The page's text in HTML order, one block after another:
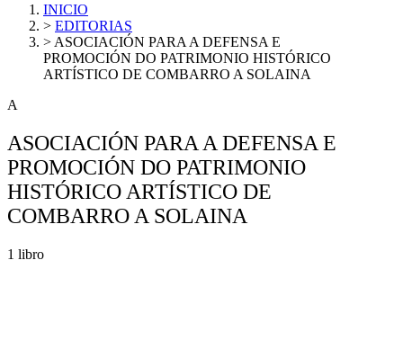
INICIO
> EDITORIAS
> ASOCIACIÓN PARA A DEFENSA E
PROMOCIÓN DO PATRIMONIO HISTÓRICO
ARTÍSTICO DE COMBARRO A SOLAINA
A
ASOCIACIÓN PARA A DEFENSA E
PROMOCIÓN DO PATRIMONIO
HISTÓRICO ARTÍSTICO DE
COMBARRO A SOLAINA
1 libro